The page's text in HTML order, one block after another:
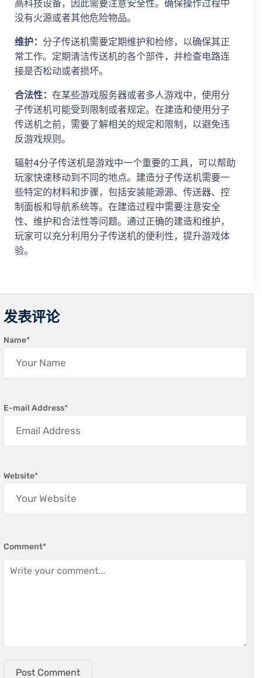
高科技设备，因此需要注意安全性。确保操作过程中
没有火源或者其他危险物品。
维护： 分子传送机需要定期维护和检修，以确保其正
常工作。定期清洁传送机的各个部件，并检查电路连
接是否松动或者损坏。
合法性： 在某些游戏服务器或者多人游戏中，使用分
子传送机可能受到限制或者规定。在建造和使用分子
传送机之前，需要了解相关的规定和限制，以避免违
反游戏规则。
辐射4分子传送机是游戏中一个重要的工具，可以帮助
玩家快速移动到不同的地点。建造分子传送机需要一
些特定的材料和步骤，包括安装能源源、传送器、控
制面板和导航系统等。在建造过程中需要注意安全
性、维护和合法性等问题。通过正确的建造和维护，
玩家可以充分利用分子传送机的便利性，提升游戏体
验。
发表评论
Name*
E-mail Address*
Website*
Comment*
Post Comment